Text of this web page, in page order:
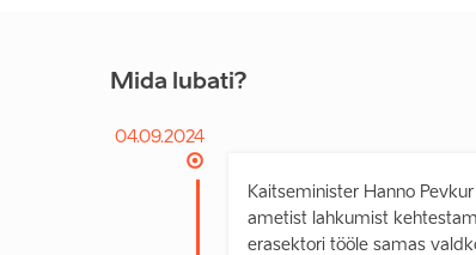
Mida lubati?
04.09.2024
Kaitseminister Hanno
ametist lahkumist
erasektori tööle samas